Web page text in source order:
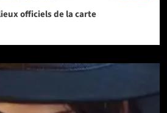
officiels de la carte